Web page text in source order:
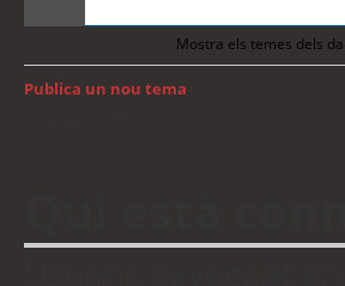
Mostra els temes dels
Publica un nou tema